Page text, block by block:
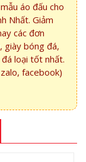
áo đấu cho
Nhất. Giảm
các đơn
giày bóng đá,
loại tốt nhất.
facebook)